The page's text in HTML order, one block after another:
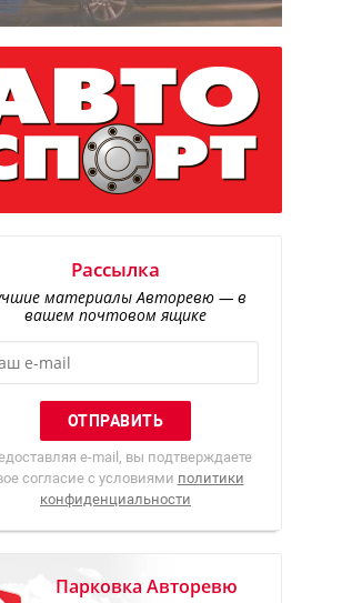
Рассылка
материалы Авторевю — в
вашем почтовом ящике
e-mail, вы подтверждаете
согласие с условиями политики
конфиденциальности
Парковка Авторевю